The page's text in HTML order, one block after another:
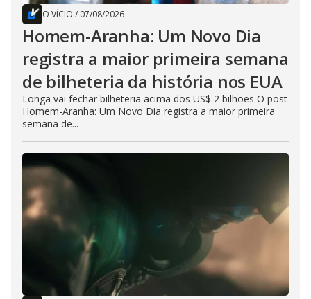
O VÍCIO / 07/08/2026
Homem-Aranha: Um Novo Dia
registra a maior primeira semana
de bilheteria da história nos EUA
Longa vai fechar bilheteria acima dos US$ 2 bilhões O post
Homem-Aranha: Um Novo Dia registra a maior primeira
semana de...